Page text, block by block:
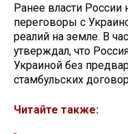
Ранее власти России
переговоры с
реалий на земле. В
утверждал, что
Украиной без
стамбульских
Читайте также: